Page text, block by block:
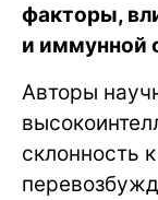
факторы,
и иммунной
Авторы
склонность